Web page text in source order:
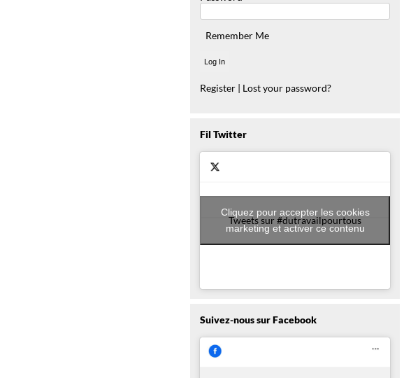
Remember Me
Register | Lost your password?
Fil Twitter
Tweets sur #dutravailpourtous
Cliquez pour accepter les cookies
marketing et activer ce contenu
Suivez-nous sur Facebook